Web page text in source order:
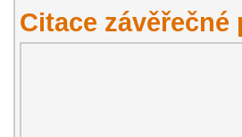
Citace závěřečné